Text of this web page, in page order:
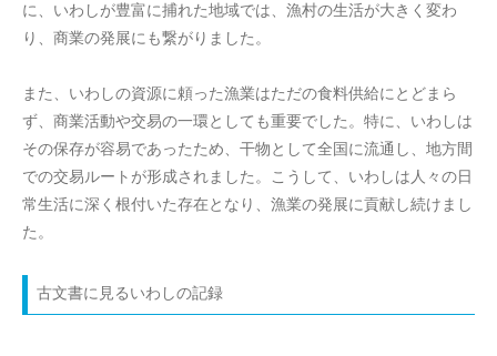
に、いわしが豊富に捕れた地域では、漁村の生活が大きく変わ
り、商業の発展にも繋がりました。
また、いわしの資源に頼った漁業はただの食料供給にとどまら
ず、商業活動や交易の一環としても重要でした。特に、いわしは
その保存が容易であったため、干物として全国に流通し、地方間
での交易ルートが形成されました。こうして、いわしは人々の日
常生活に深く根付いた存在となり、漁業の発展に貢献し続けまし
た。
古文書に見るいわしの記録